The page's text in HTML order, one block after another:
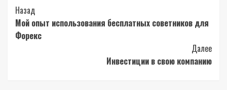
Post
Navigation
Назад
Мой опыт использования бесплатных советников для
Форекс
Далее
Инвестиции в свою компанию